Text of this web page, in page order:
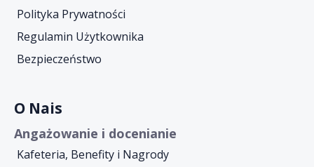
Polityka Prywatności
Regulamin Użytkownika
Bezpieczeństwo
O Nais
Angażowanie i docenianie
Kafeteria, Benefity i Nagrody